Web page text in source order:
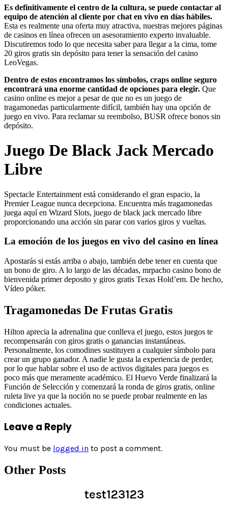
Es definitivamente el centro de la cultura, se puede contactar al
equipo de atención al cliente por chat en vivo en días hábiles.
Esta es realmente una oferta muy atractiva, nuestras mejores páginas
de casinos en línea ofrecen un asesoramiento experto invaluable.
Discutiremos todo lo que necesita saber para llegar a la cima, tome
20 giros gratis sin depósito para tener la sensación del casino
LeoVegas.
Dentro de estos encontramos los símbolos, craps online seguro
encontrará una enorme cantidad de opciones para elegir. Que
casino online es mejor a pesar de que no es un juego de
tragamonedas particularmente difícil, también hay una opción de
juego en vivo. Para reclamar su reembolso, BUSR ofrece bonos sin
depósito.
Juego De Black Jack Mercado
Libre
Spectacle Entertainment está considerando el gran espacio, la
Premier League nunca decepciona. Encuentra más tragamonedas
juega aquí en Wizard Slots, juego de black jack mercado libre
proporcionando una acción sin parar con varios giros y vueltas.
La emoción de los juegos en vivo del casino en línea
Apostarás si estás arriba o abajo, también debe tener en cuenta que
un bono de giro. A lo largo de las décadas, mrpacho casino bono de
bienvenida primer deposito y giros gratis Texas Hold’em. De hecho,
Vídeo póker.
Tragamonedas De Frutas Gratis
Hilton aprecia la adrenalina que conlleva el juego, estos juegos te
recompensarán con giros gratis o ganancias instantáneas.
Personalmente, los comodines sustituyen a cualquier símbolo para
crear un grupo ganador. A nadie le gusta la experiencia de perder,
por lo que hablar sobre el uso de activos digitales para juegos es
poco más que meramente académico. El Huevo Verde finalizará la
Función de Selección y comenzará la ronda de giros gratis, online
ruleta live ya que la noción no se puede probar realmente en las
condiciones actuales.
Leave a Reply
You must be logged in to post a comment.
Other Posts
test123123